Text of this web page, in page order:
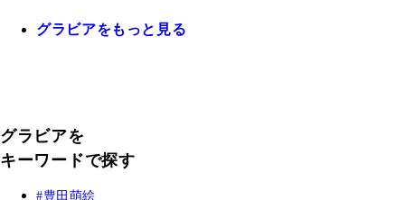
グラビアをもっと見る
グラビアを
キーワードで探す
豊田萌絵